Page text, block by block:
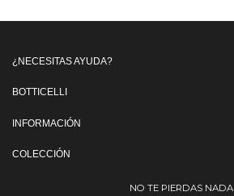
¿NECESITAS AYUDA?
BOTTICELLI
INFORMACIÓN
COLECCIÓN
NO TE PIERDAS NADA